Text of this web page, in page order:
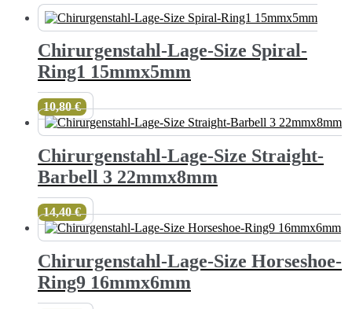
Chirurgenstahl-Lage-Size Spiral-
Ring1 15mmx5mm
10,80€
Chirurgenstahl-Lage-Size Straight-
Barbell 3 22mmx8mm
14,40€
Chirurgenstahl-Lage-Size Horseshoe-
Ring9 16mmx6mm